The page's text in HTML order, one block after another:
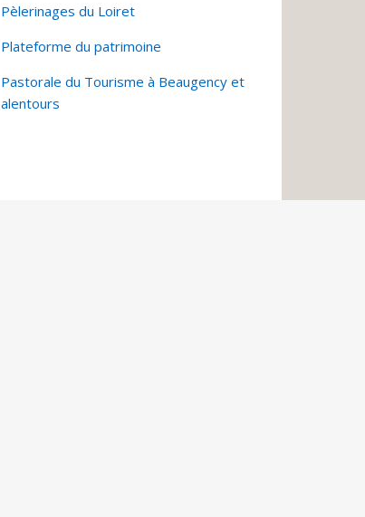
Pèlerinages du Loiret
Plateforme du patrimoine
Pastorale du Tourisme à Beaugency et
alentours